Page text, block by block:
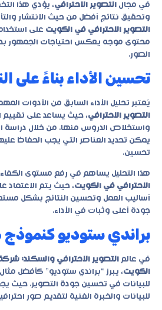
في مجال التصوير الاحترافي، يؤدي هذا
وتحقيق نتائج أفضل من حيث الانتشار
التصوير الاحترافي في الكويت على
محتوى موجه يعكس احتياجات الجمهور
الصور.
تحسين الأداء بناءً على
يُعتبر تحليل الأداء السابق من الأدوات
التصوير الاحترافي، حيث يساعد على تقييم
واستخلاص الدروس منها. من خلال دراسة
يمكن تحديد العناصر التي يجب الحفاظ
تحسين.
هذا التحليل يساهم في رفع مستوى
الاحترافي في الكويت، حيث يتم الاعتماد
أساليب العمل وتحسين النتائج بشكل
جودة أعلى وثبات في الأداء.
براندي ستوديو كنموذج
في عالم التصوير الاحترافي والسكند:
الكويت، يبرز “براندي ستوديو” كأفضل
للبيانات في تحسين جودة التصوير. حيث
للبيانات والخبرة الفنية لتقديم صور